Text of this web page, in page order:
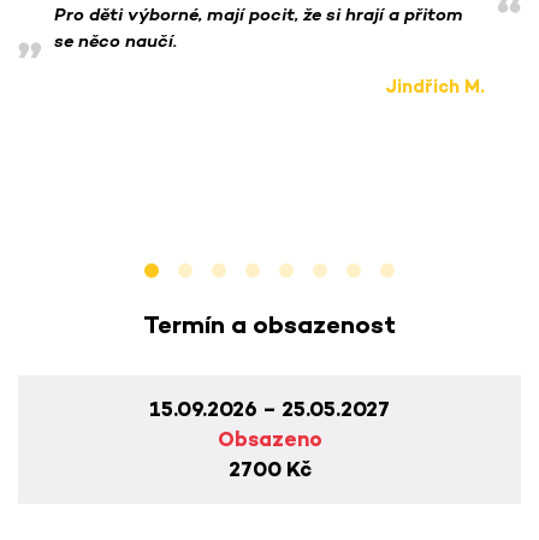
Pro děti výborné, mají pocit, že si hrají a přitom
se něco naučí.
Jindřich M.
Termín a obsazenost
15.09.2026 – 25.05.2027
Obsazeno
2700 Kč